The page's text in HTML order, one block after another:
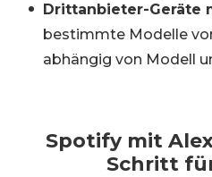
Drittanbieter-Geräte
bestimmte Modelle
abhängig von Modell
Spotify mit
Schritt